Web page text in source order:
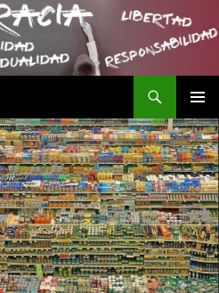
MENÚ